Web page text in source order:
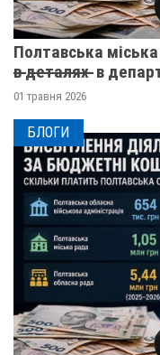
Полтавська
в̶ ̶д̶е̶т̶а̶л̶я̶х̶ ̶ в
01 травня 2026
БЛОГИ